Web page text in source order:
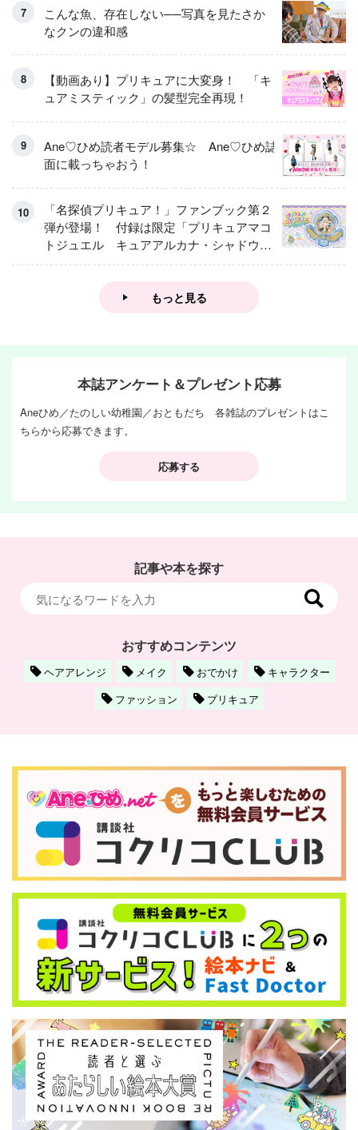
こんな魚、存在しない──写真を見たさか
なクンの違和感
【動画あり】プリキュアに大変身！ 「キ
ュアミスティック」の髪型完全再現！
Ane♡ひめ読者モデル募集☆ Ane♡ひめ誌
面に載っちゃおう！
「名探偵プリキュア！」ファンブック第２
弾が登場！ 付録は限定「プリキュアマコ
トジュエル キュアアルカナ・シャドウ
アイスver.」 キュアエクレールを大特
もっと見る
本誌アンケート＆プレゼント応募
Aneひめ／たのしい幼稚園／おともだち 各雑誌のプレゼントはこ
ちらから応募できます。
応募する
記事や本を探す
おすすめコンテンツ
ヘアアレンジ メイク おでかけ
キャラクター
ファッション
プリキュア